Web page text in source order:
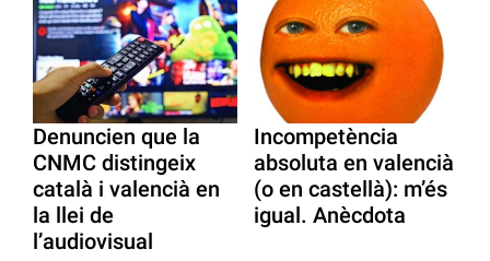
Denuncien que la
CNMC distingeix
català i valencià en
la llei de
l’audiovisual
Incompetència
absoluta en valencià
(o en castellà): m’és
igual. Anècdota